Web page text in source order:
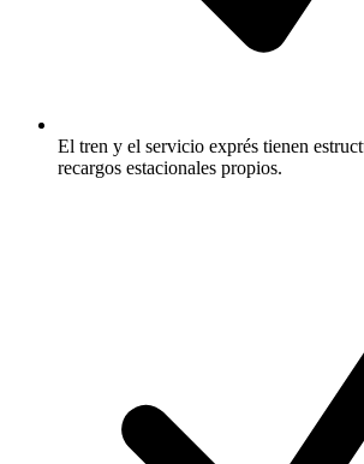
El tren y el servicio exprés tienen
recargos estacionales propios.